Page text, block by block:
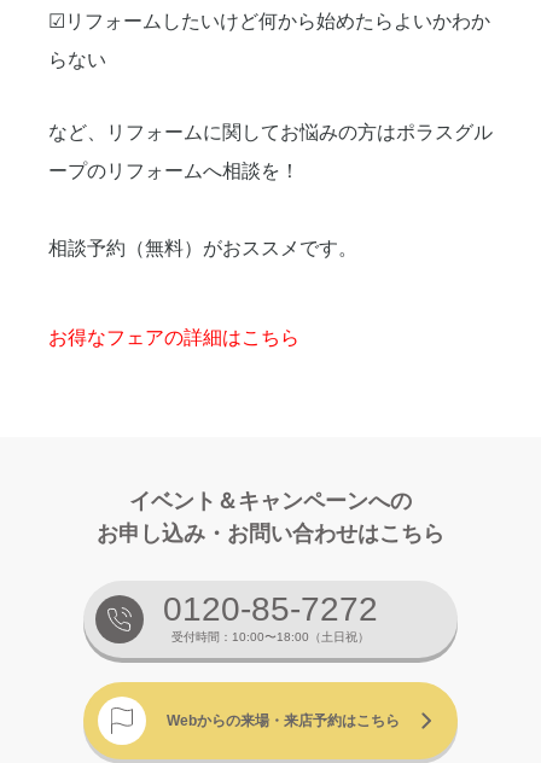
☑リフォームしたいけど何から始めたらよいかわか
らない
など、リフォームに関してお悩みの方はポラスグル
ープのリフォームへ相談を！
相談予約（無料）がおススメです。
お得なフェアの詳細はこちら
イベント＆キャンペーンへの
お申し込み・お問い合わせはこちら
0120-85-7272
受付時間：10:00〜18:00（土日祝）
Webからの来場・来店予約はこちら